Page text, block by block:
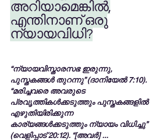
അറിയാമെങ്കിൽ,
എന്തിനാണ് ഒരു
ന്യായവിധി?
“ന്യായവിസ്താരസഭ ഇരുന്നു,
പുസ്തകങ്ങൾ തുറന്നു” (ദാനിയേൽ 7:10).
“മരിച്ചവരെ അവരുടെ
പ്രവൃത്തികൾക്കടുത്തും പുസ്തകങ്ങളിൽ
എഴുതിയിരിക്കുന്ന
കാര്യങ്ങൾക്കടുത്തും ന്യായം വിധിച്ചു”
(വെളിപ്പാട് 20:12). “[അവർ] ...